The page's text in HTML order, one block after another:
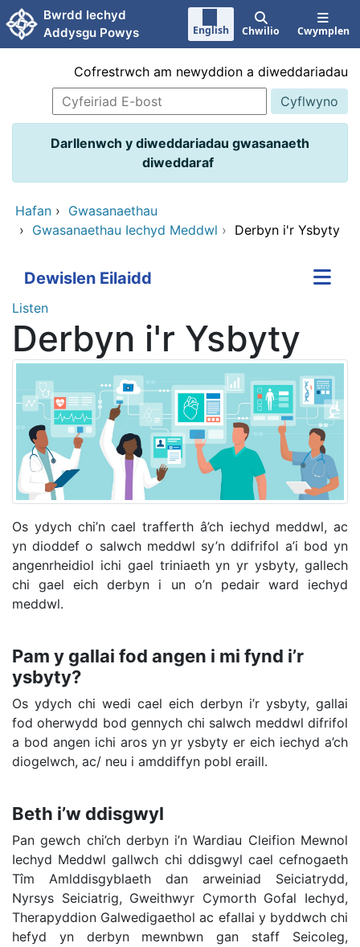
Neidio i'r prif gynnwy
Bwrdd Iechyd
Addysgu Powys
English Chwilio Cwymplen
Cofrestrwch am newyddion a diweddariadau
Darllenwch y diweddariadau gwasanaeth
diweddaraf
Hafan › Gwasanaethau
› Gwasanaethau Iechyd Meddwl › Derbyn i'r Ysbyty
Dewislen Eilaidd
Listen
Derbyn i'r Ysbyty
Os ydych chi’n cael trafferth â’ch iechyd meddwl, ac
yn dioddef o salwch meddwl sy’n ddifrifol a’i bod yn
angenrheidiol ichi gael triniaeth yn yr ysbyty, gallech
chi gael eich derbyn i un o’n pedair ward iechyd
meddwl.
Pam y gallai fod angen i mi fynd i’r
ysbyty?
Os ydych chi wedi cael eich derbyn i’r ysbyty, gallai
fod oherwydd bod gennych chi salwch meddwl difrifol
a bod angen ichi aros yn yr ysbyty er eich iechyd a’ch
diogelwch, ac/ neu i amddiffyn pobl eraill.
Beth i’w ddisgwyl
Pan gewch chi’ch derbyn i’n Wardiau Cleifion Mewnol
Iechyd Meddwl gallwch chi ddisgwyl cael cefnogaeth
Tîm Amlddisgyblaeth dan arweiniad Seiciatrydd,
Nyrsys Seiciatrig, Gweithwyr Cymorth Gofal Iechyd,
Therapyddion Galwedigaethol ac efallai y byddwch chi
hefyd yn derbyn mewnbwn gan staff Seicoleg,